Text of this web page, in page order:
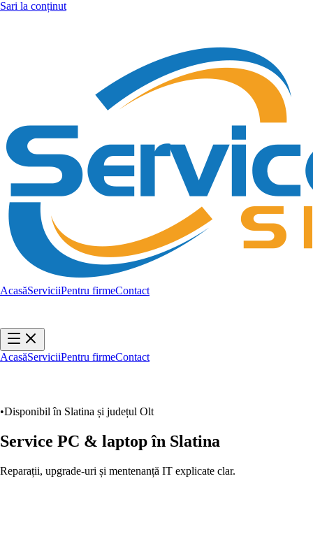
Sari la conținut
AcasăServiciiPentru firmeContact
AcasăServiciiPentru firmeContact
•Disponibil în Slatina și județul Olt
Service PC & laptop în Slatina
Reparații, upgrade-uri și mentenanță IT explicate clar.